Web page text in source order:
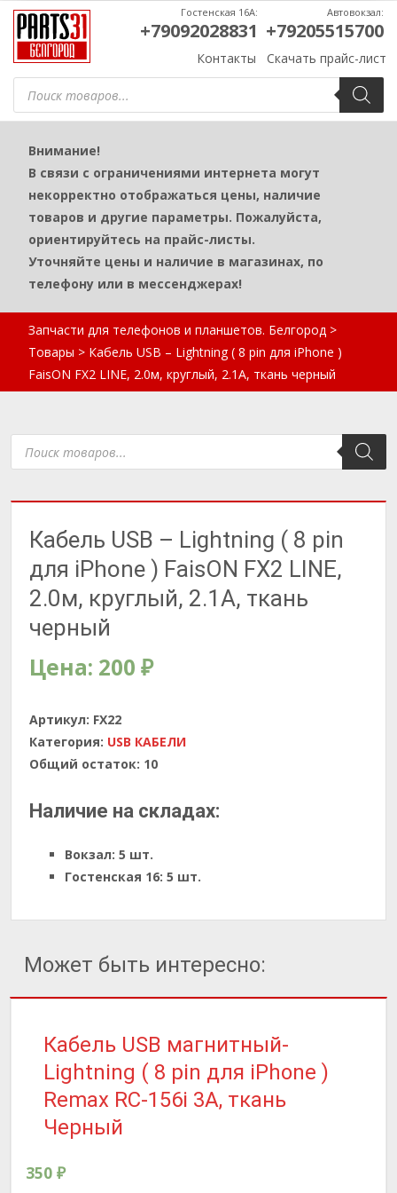
Поиск
товаров
Контакты Скачать прайс-лист
Гостенская 16А:
+79092028831
Автовокзал:
+79205515700
Внимание!
В связи с ограничениями интернета могут
некорректно отображаться цены, наличие
товаров и другие параметры. Пожалуйста,
ориентируйтесь на прайс-листы.
Уточняйте цены и наличие в магазинах, по
телефону или в мессенджерах!
Запчасти для телефонов и планшетов. Белгород >
Товары > Кабель USB – Lightning ( 8 pin для iPhone )
FaisON FX2 LINE, 2.0м, круглый, 2.1A, ткань черный
Поиск
товаров
Кабель USB – Lightning ( 8 pin
для iPhone ) FaisON FX2 LINE,
2.0м, круглый, 2.1A, ткань
черный
Цена: 200 ₽
Артикул: FX22
Категория: USB КАБЕЛИ
Общий остаток: 10
Наличие на складах:
Вокзал: 5 шт.
Гостенская 16: 5 шт.
Может быть интересно:
Кабель USB магнитный-
Lightning ( 8 pin для iPhone )
Remax RC-156i 3A, ткань
Черный
350 ₽